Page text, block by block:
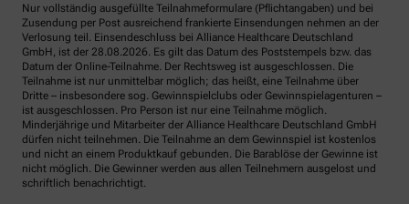
Nur vollständig ausgefüllte Teilnahmeformulare (Pflichtangaben) und bei
Zusendung per Post ausreichend frankierte Einsendungen nehmen an der
Verlosung teil. Einsendeschluss bei Alliance Healthcare Deutschland
GmbH, ist der 28.08.2026. Es gilt das Datum des Poststempels bzw. das
Datum der Online-Teilnahme. Der Rechtsweg ist ausgeschlossen. Die
Teilnahme ist nur unmittelbar möglich; das heißt, eine Teilnahme über
Dritte – insbesondere sog. Gewinnspielclubs oder Gewinnspielagenturen –
ist ausgeschlossen. Pro Person ist nur eine Teilnahme möglich.
Minderjährige und Mitarbeiter der Alliance Healthcare Deutschland GmbH
dürfen nicht teilnehmen. Die Teilnahme an dem Gewinnspiel ist kostenlos
und nicht an einem Produktkauf gebunden. Die Barablöse der Gewinne ist
nicht möglich. Die Gewinner werden aus allen Teilnehmern ausgelost und
schriftlich benachrichtigt.